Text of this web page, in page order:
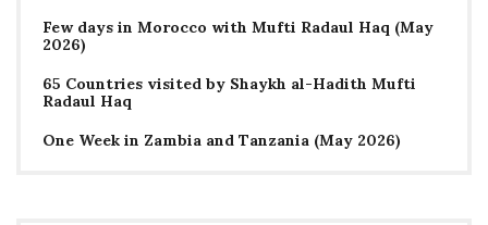
Few days in Morocco with Mufti Radaul Haq (May
2026)
65 Countries visited by Shaykh al-Hadith Mufti
Radaul Haq
One Week in Zambia and Tanzania (May 2026)